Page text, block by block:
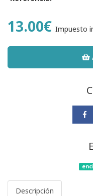
13.00€ Impuesto
Descripción